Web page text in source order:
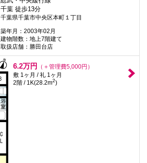
千葉 徒歩13分
千葉県千葉市中央区本町１丁目
築年月：2003年02月
建物階数：地上7階建て
取扱店舗：勝田台店
6.2万円
（＋管理費5,000円）
敷 1ヶ月 / 礼 1ヶ月
2階 / 1K(28.2m2)